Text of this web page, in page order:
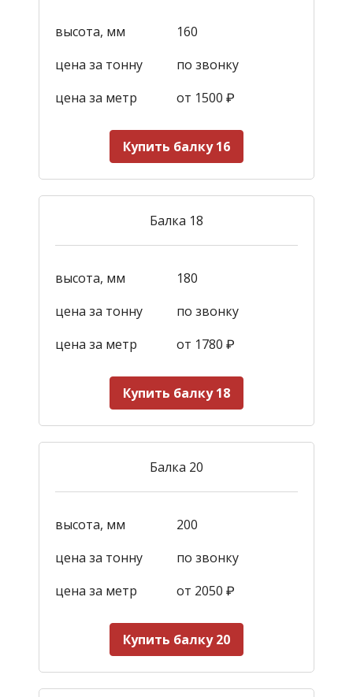
высота, мм
160
цена за тонну
по звонку
цена за метр
от 1500 ₽
Купить балку 16
Балка 18
высота, мм
180
цена за тонну
по звонку
цена за метр
от 1780 ₽
Купить балку 18
Балка 20
высота, мм
200
цена за тонну
по звонку
цена за метр
от 2050 ₽
Купить балку 20